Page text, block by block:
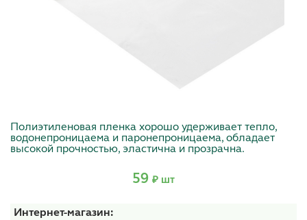
Полиэтиленовая пленка хорошо удерживает тепло,
водонепроницаема и паронепроницаема, обладает
высокой прочностью, эластична и прозрачна.
59 ₽ шт
Интернет-магазин: